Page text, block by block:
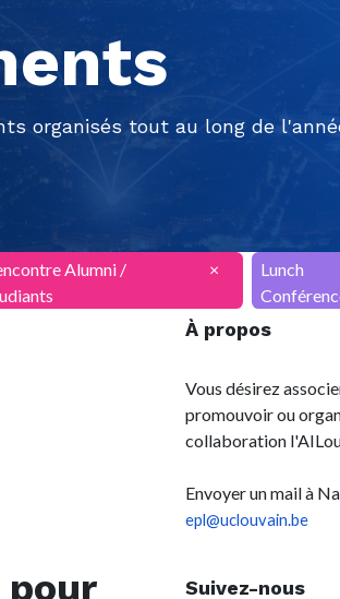
organisés tout au long de
Alumni /
×
Lunch
À propos
Vous désirez
promouvoir ou
collaboration
Envoyer un mail à
epl@uclouvain.be
Suivez-nous